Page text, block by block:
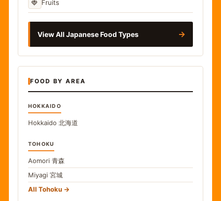
🍓 Fruits
View All Japanese Food Types →
FOOD BY AREA
HOKKAIDO
Hokkaido 北海道
TOHOKU
Aomori 青森
Miyagi 宮城
All Tohoku